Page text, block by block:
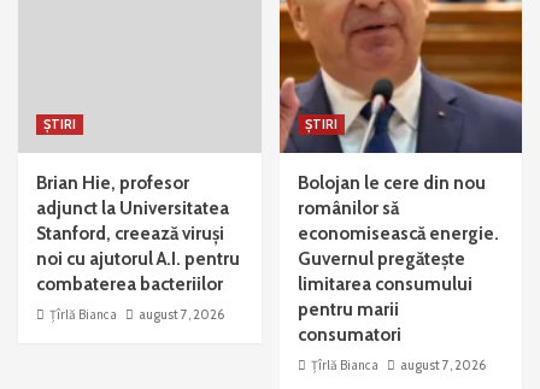
ȘTIRI
Brian Hie, profesor
adjunct la Universitatea
Stanford, creează viruși
noi cu ajutorul A.I. pentru
combaterea bacteriilor
Țîrlă Bianca august 7, 2026
ȘTIRI
Bolojan le cere din nou
românilor să
economisească energie.
Guvernul pregătește
limitarea consumului
pentru marii
consumatori
Țîrlă Bianca august 7, 2026